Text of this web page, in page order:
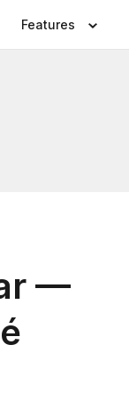
Features
—